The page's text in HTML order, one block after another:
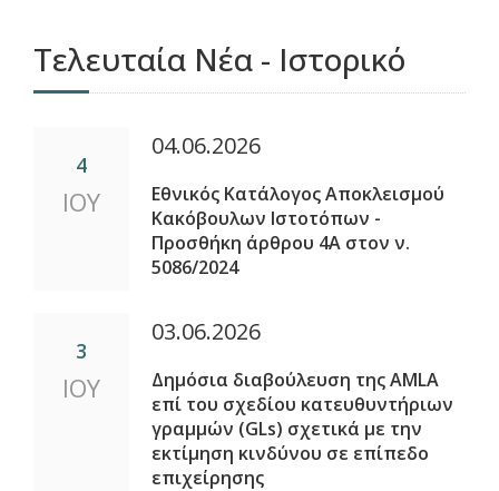
Τελευταία Νέα - Ιστορικό
4
ΙΟΥ
04.06.2026
Εθνικός Κατάλογος Αποκλεισμού
Κακόβουλων Ιστοτόπων -
Προσθήκη άρθρου 4Α στον ν.
5086/2024
3
ΙΟΥ
03.06.2026
Δημόσια διαβούλευση της AMLA
επί του σχεδίου κατευθυντήριων
γραμμών (GLs) σχετικά με την
εκτίμηση κινδύνου σε επίπεδο
επιχείρησης